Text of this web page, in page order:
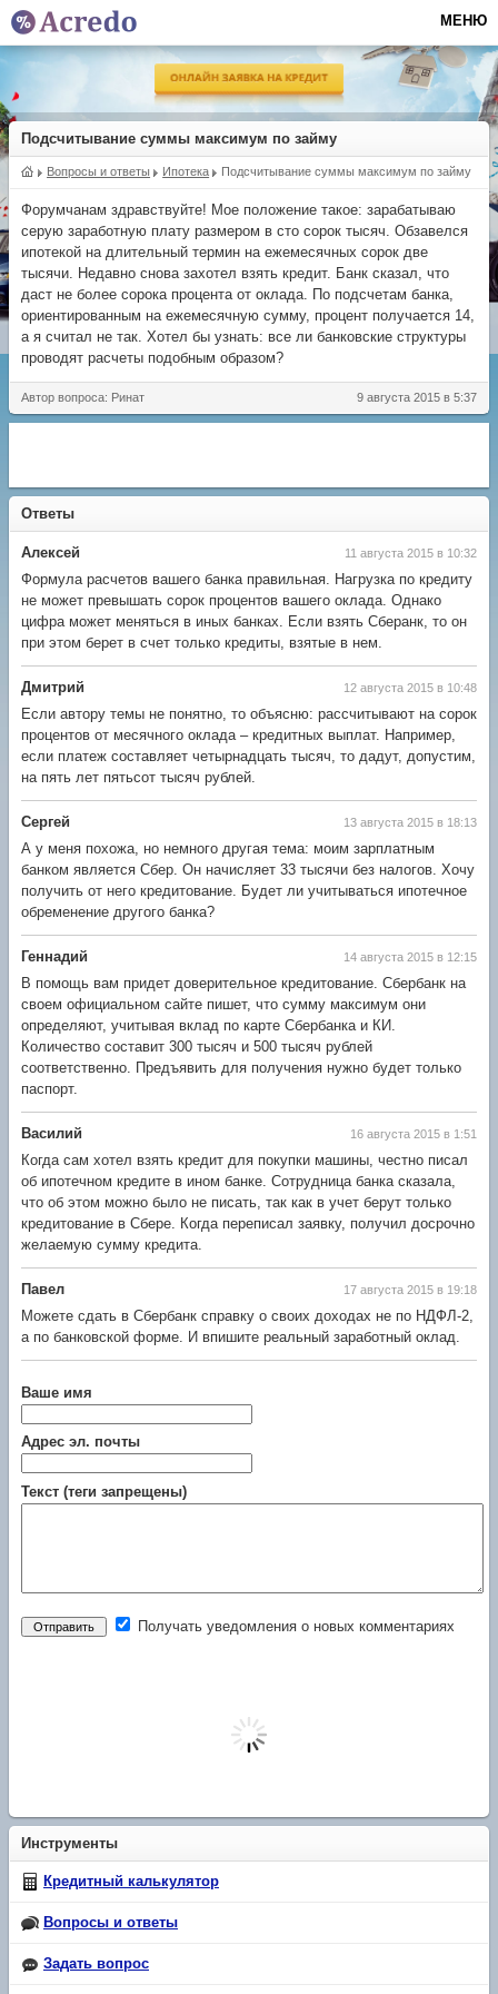
Подсчитывание суммы максимум по займу
Вопросы и ответы Ипотека Подсчитывание суммы максимум по займу
Форумчанам здравствуйте! Мое положение такое: зарабатываю
серую заработную плату размером в сто сорок тысяч. Обзавелся
ипотекой на длительный термин на ежемесячных сорок две
тысячи. Недавно снова захотел взять кредит. Банк сказал, что
даст не более сорока процента от оклада. По подсчетам банка,
ориентированным на ежемесячную сумму, процент получается 14,
а я считал не так. Хотел бы узнать: все ли банковские структуры
проводят расчеты подобным образом?
9 августа 2015 в 5:37
Автор вопроса: Ринат
Ответы
11 августа 2015 в 10:32
Алексей
Формула расчетов вашего банка правильная. Нагрузка по кредиту
не может превышать сорок процентов вашего оклада. Однако
цифра может меняться в иных банках. Если взять Сберанк, то он
при этом берет в счет только кредиты, взятые в нем.
12 августа 2015 в 10:48
Дмитрий
Если автору темы не понятно, то объясню: рассчитывают на сорок
процентов от месячного оклада – кредитных выплат. Например,
если платеж составляет четырнадцать тысяч, то дадут, допустим,
на пять лет пятьсот тысяч рублей.
13 августа 2015 в 18:13
Сергей
А у меня похожа, но немного другая тема: моим зарплатным
банком является Сбер. Он начисляет 33 тысячи без налогов. Хочу
получить от него кредитование. Будет ли учитываться ипотечное
обременение другого банка?
14 августа 2015 в 12:15
Геннадий
В помощь вам придет доверительное кредитование. Сбербанк на
своем официальном сайте пишет, что сумму максимум они
определяют, учитывая вклад по карте Сбербанка и КИ.
Количество составит 300 тысяч и 500 тысяч рублей
соответственно. Предъявить для получения нужно будет только
паспорт.
16 августа 2015 в 1:51
Василий
Когда сам хотел взять кредит для покупки машины, честно писал
об ипотечном кредите в ином банке. Сотрудница банка сказала,
что об этом можно было не писать, так как в учет берут только
кредитование в Сбере. Когда переписал заявку, получил досрочно
желаемую сумму кредита.
17 августа 2015 в 19:18
Павел
Можете сдать в Сбербанк справку о своих доходах не по НДФЛ-2,
а по банковской форме. И впишите реальный заработный оклад.
Ваше имя
Адрес эл. почты
Текст (теги запрещены)
Получать уведомления о новых комментариях
Инструменты
Кредитный калькулятор
Вопросы и ответы
Задать вопрос
МЕНЮ